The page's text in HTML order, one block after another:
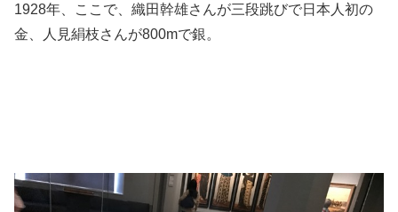
1928年、ここで、織田幹雄さんが三段跳びで日本人初の
金、人見絹枝さんが800mで銀。